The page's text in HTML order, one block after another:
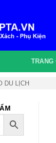
TRANG
DU LỊCH